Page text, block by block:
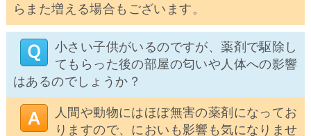
らまた増える場合もございます。
小さい子供がいるのですが、薬剤で駆除し
てもらった後の部屋の匂いや人体への影響
はあるのでしょうか？
人間や動物にはほぼ無害の薬剤になってお
りますので、においも影響も気になりませ